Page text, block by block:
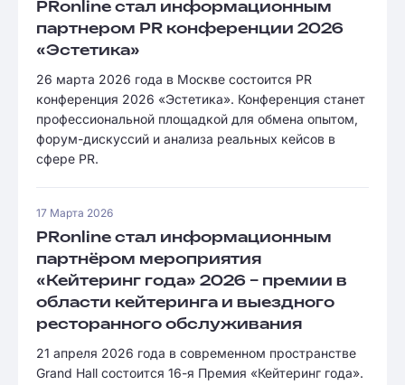
PRonline стал информационным
партнером PR конференции 2026
«Эстетика»
26 марта 2026 года в Москве состоится PR
конференция 2026 «Эстетика». Конференция станет
профессиональной площадкой для обмена опытом,
форум-дискуссий и анализа реальных кейсов в
сфере PR.
17 Марта 2026
PRonline стал информационным
партнёром мероприятия
«Кейтеринг года» 2026 – премии в
области кейтеринга и выездного
ресторанного обслуживания
21 апреля 2026 года в современном пространстве
Grand Hall состоится 16-я Премия «Кейтеринг года».